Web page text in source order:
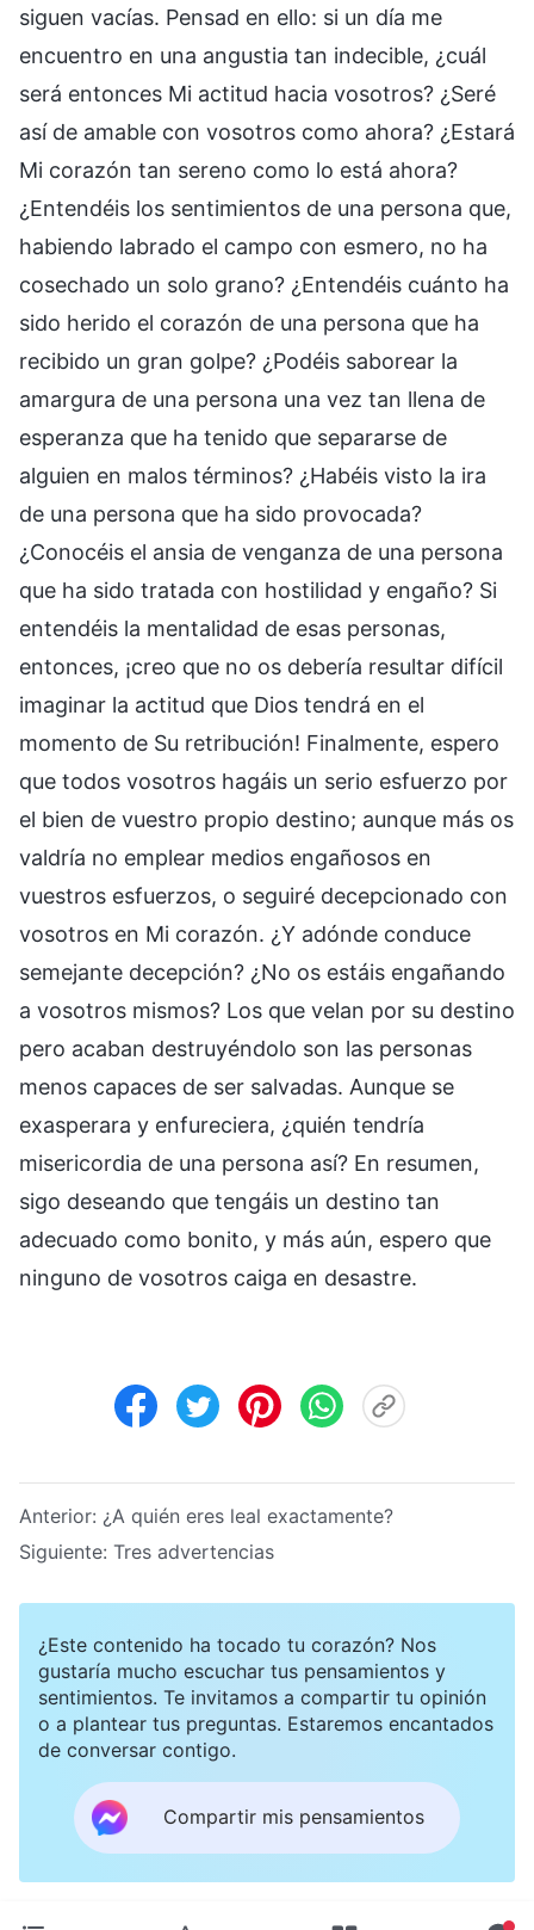
siguen vacías. Pensad en ello: si un día me
encuentro en una angustia tan indecible, ¿cuál
será entonces Mi actitud hacia vosotros? ¿Seré
así de amable con vosotros como ahora? ¿Estará
Mi corazón tan sereno como lo está ahora?
¿Entendéis los sentimientos de una persona que,
habiendo labrado el campo con esmero, no ha
cosechado un solo grano? ¿Entendéis cuánto ha
sido herido el corazón de una persona que ha
recibido un gran golpe? ¿Podéis saborear la
amargura de una persona una vez tan llena de
esperanza que ha tenido que separarse de
alguien en malos términos? ¿Habéis visto la ira
de una persona que ha sido provocada?
¿Conocéis el ansia de venganza de una persona
que ha sido tratada con hostilidad y engaño? Si
entendéis la mentalidad de esas personas,
entonces, ¡creo que no os debería resultar difícil
imaginar la actitud que Dios tendrá en el
momento de Su retribución! Finalmente, espero
que todos vosotros hagáis un serio esfuerzo por
el bien de vuestro propio destino; aunque más os
valdría no emplear medios engañosos en
vuestros esfuerzos, o seguiré decepcionado con
vosotros en Mi corazón. ¿Y adónde conduce
semejante decepción? ¿No os estáis engañando
a vosotros mismos? Los que velan por su destino
pero acaban destruyéndolo son las personas
menos capaces de ser salvadas. Aunque se
exasperara y enfureciera, ¿quién tendría
misericordia de una persona así? En resumen,
sigo deseando que tengáis un destino tan
adecuado como bonito, y más aún, espero que
ninguno de vosotros caiga en desastre.
Anterior: ¿A quién eres leal exactamente?
Siguiente: Tres advertencias
¿Este contenido ha tocado tu corazón? Nos
gustaría mucho escuchar tus pensamientos y
sentimientos. Te invitamos a compartir tu opinión
o a plantear tus preguntas. Estaremos encantados
de conversar contigo.
Compartir mis pensamientos